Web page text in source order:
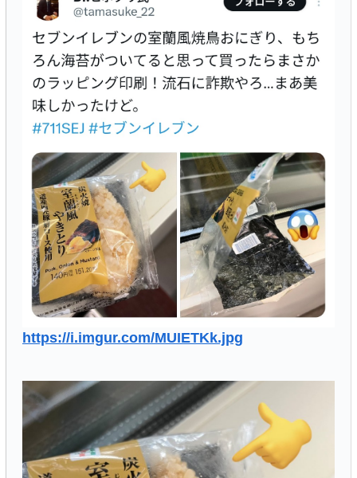
https://i.imgur.com/MUIETKk.jpg